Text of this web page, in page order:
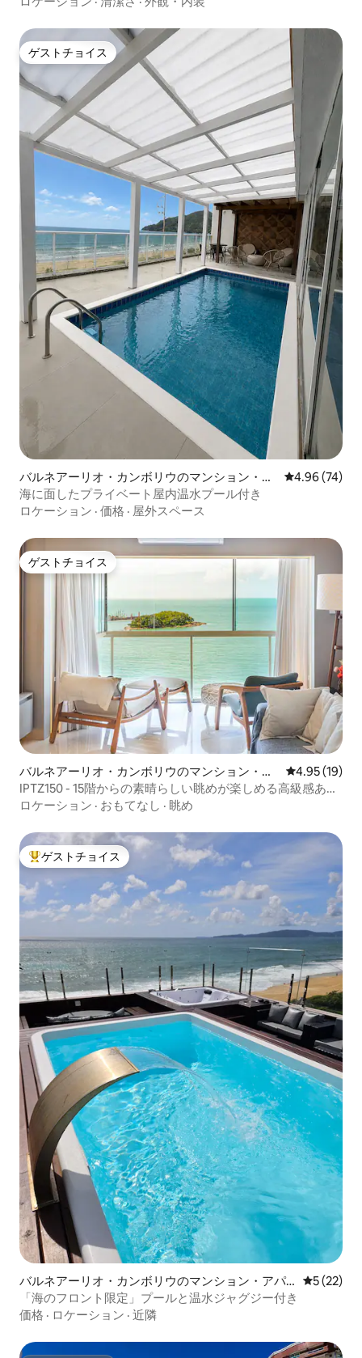
ゲストチョイス
ゲストチョイス
バルネアーリオ・カンボリウのマンション・ア
パート
レビュー74
4.96 (74)
海に面したプライベート屋内温水プール付き
ロケーション · 価格 · 屋外スペース
ゲストチョイス
ゲストチョイス
バルネアーリオ・カンボリウのマンション・ア
パート
レビュー19
4.95 (19)
IPTZ150 - 15階からの素晴らしい眺めが楽しめる高級感あふ
れるお部屋
ロケーション · おもてなし · 眺め
大好評のゲストチョイスです。
ゲストチョイス
バルネアーリオ・カンボリウのマンション・アパ
ート
レビュー
5 (22)
「海のフロント限定」プールと温水ジャグジー付き
価格 · ロケーション · 近隣